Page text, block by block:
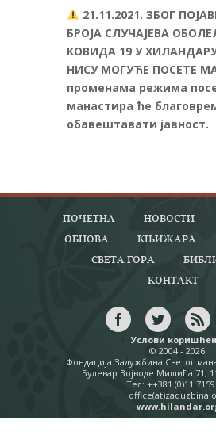
21.11.2021. ЗБОГ
БРОЈА СЛУЧАЈЕВА
КОВИДА 19 У
НИСУ МОГУЋЕ ПОСЕТЕ
променама режима
манастира ће
обавештавати јавност.
ПОЧЕТНА НОВОСТИ
ОБНОВА
КЊИЖАРА
СВЕТА ГОРА
КОНТАКТ
Услови
© 2004 - 2026.
Фондација Задужбина Светог
Булевар Војводе Мишића 71,
Тел: ++381 (0)11